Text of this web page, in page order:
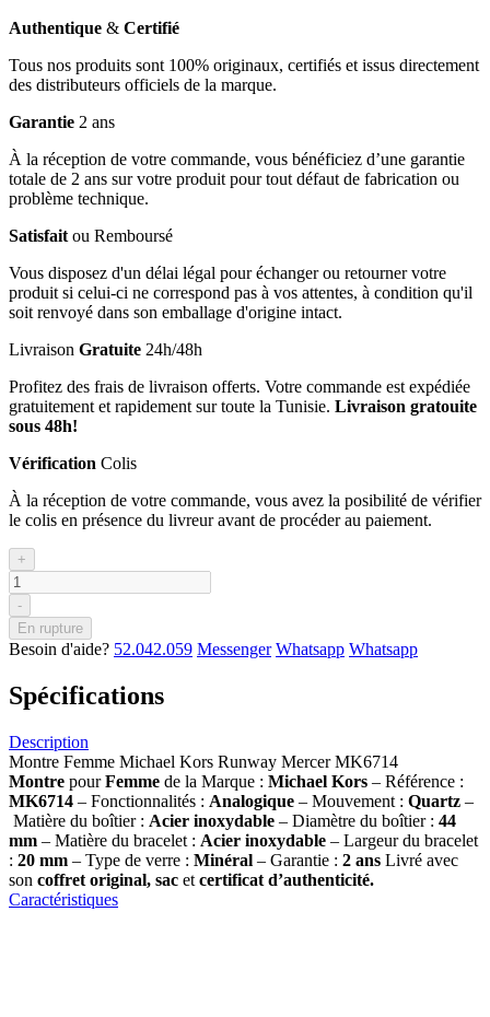
Authentique & Certifié
Tous nos produits sont 100% originaux, certifiés et issus directement
des distributeurs officiels de la marque.
Garantie 2 ans
À la réception de votre commande, vous bénéficiez d’une garantie
totale de 2 ans sur votre produit pour tout défaut de fabrication ou
problème technique.
Satisfait ou Remboursé
Vous disposez d'un délai légal pour échanger ou retourner votre
produit si celui-ci ne correspond pas à vos attentes, à condition qu'il
soit renvoyé dans son emballage d'origine intact.
Livraison Gratuite 24h/48h
Profitez des frais de livraison offerts. Votre commande est expédiée
gratuitement et rapidement sur toute la Tunisie. Livraison gratouite
sous 48h!
Vérification Colis
À la réception de votre commande, vous avez la posibilité de vérifier
le colis en présence du livreur avant de procéder au paiement.
+
-
En rupture
Besoin d'aide? 52.042.059 Messenger Whatsapp Whatsapp
Spécifications
Description
Montre Femme Michael Kors Runway Mercer MK6714
Montre pourFemme de la Marque : Michael Kors – Référence :
MK6714 – Fonctionnalités : Analogique – Mouvement : Quartz –
Matière du boîtier : Acier inoxydable – Diamètre du boîtier : 44
mm – Matière du bracelet : Acier inoxydable – Largeur du bracelet
: 20 mm – Type de verre : Minéral – Garantie : 2 ans Livré avec
son coffret original, sac et certificat d’authenticité.
Caractéristiques